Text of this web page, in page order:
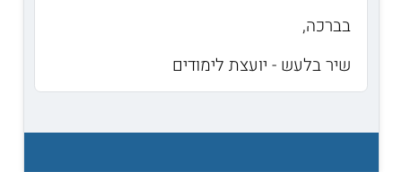
בברכה,
שיר בלעש - יועצת לימודים